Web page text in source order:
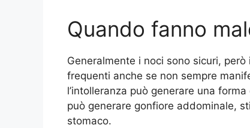
Quando fanno
Generalmente i noci sono sicuri,
frequenti anche se non sempre
l’intolleranza può generare una
può generare gonfiore addominale,
stomaco.